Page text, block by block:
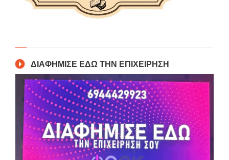
ΔΙΑΦΗΜΙΣΕ ΕΔΩ ΤΗΝ ΕΠΙΧΕΙΡΗΣΗ